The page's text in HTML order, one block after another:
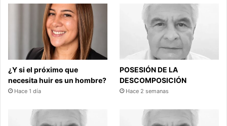
¿Y si el próximo que
necesita huir es un hombre?
Hace 1 día
POSESIÓN DE LA
DESCOMPOSICIÓN
Hace 2 semanas